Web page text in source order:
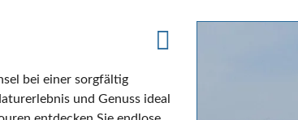
bei einer sorgfältig
und Genuss ideal